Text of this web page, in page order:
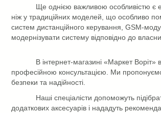
Ще однією важливою особливістю є
ніж у традиційних моделей, що особливо
систем дистанційного керування, GSM-
модернізувати систему відповідно до
В інтернет-магазині «Маркет Воріт»
професійною консультацією. Ми
безпеки та надійності.
Наші спеціалісти допоможуть
додаткових аксесуарів і нададуть